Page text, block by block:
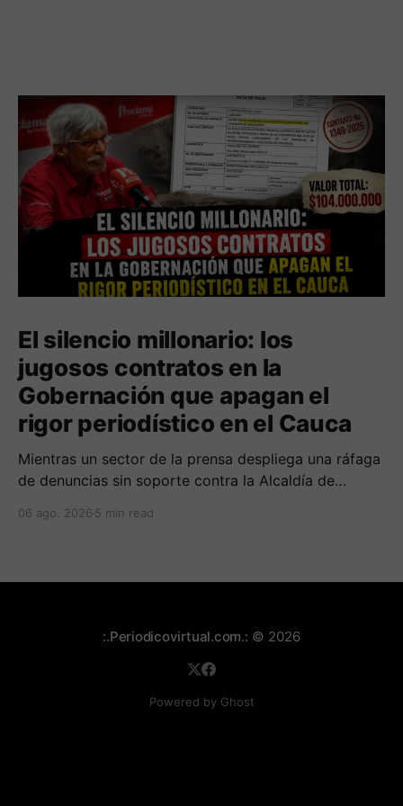
El silencio millonario: los
jugosos contratos en la
Gobernación que apagan el
rigor periodístico en el Cauca
Mientras un sector de la prensa despliega una ráfaga
de denuncias sin soporte contra la Alcaldía de
revelan acuerdos por 140 millones de pesos con el
06 ago. 2026 5 min read
:.Periodicovirtual.com.: © 2026
Powered by Ghost